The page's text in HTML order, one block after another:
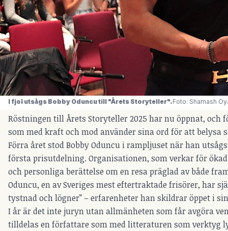
I fjol utsågs Bobby Oduncu till "Årets Storyteller". Foto: Shamash
Röstningen till Årets Storyteller 2025 har nu öppnat,
som med kraft och mod använder sina ord för att belysa
Förra året stod Bobby Oduncu i rampljuset när han
första prisutdelning. Organisationen, som verkar för
och personliga berättelse om en resa präglad av både
Oduncu, en av Sveriges mest eftertraktade frisörer, har
tystnad och lögner” – erfarenheter han skildrar öppet i
I år är det inte juryn utan allmänheten som får avgöra
tilldelas en författare som med litteraturen som verktyg